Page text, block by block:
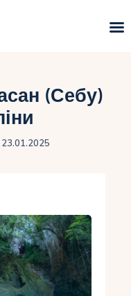
(Себу)
23.01.2025